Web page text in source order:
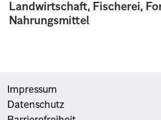
Landwirtschaft, Fischerei,
Nahrungsmittel
Impressum
Datenschutz